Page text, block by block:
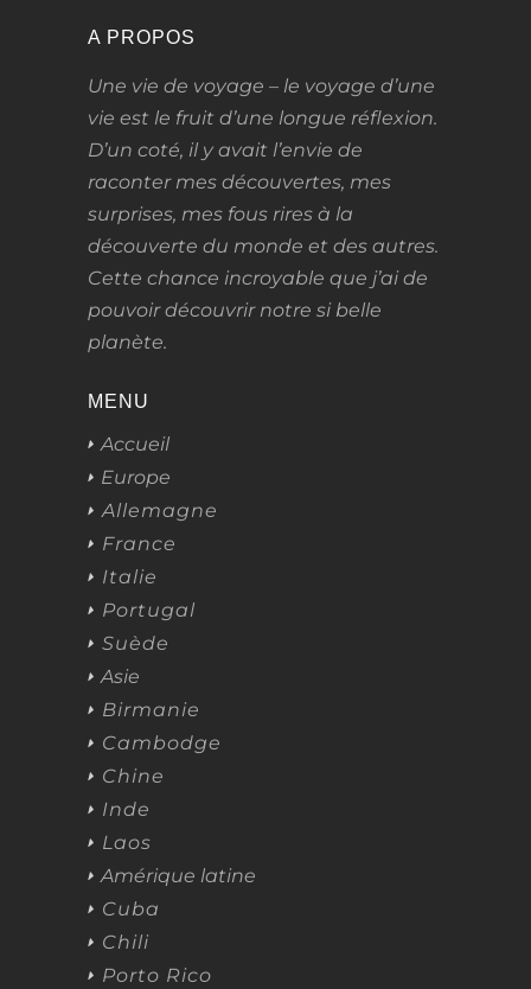
A PROPOS
Une vie de voyage – le voyage d’une
vie est le fruit d’une longue réflexion.
D’un coté, il y avait l’envie de
raconter mes découvertes, mes
surprises, mes fous rires à la
découverte du monde et des autres.
Cette chance incroyable que j’ai de
pouvoir découvrir notre si belle
planète.
MENU
Accueil
Europe
Allemagne
France
Italie
Portugal
Suède
Asie
Birmanie
Cambodge
Chine
Inde
Laos
Amérique latine
Cuba
Chili
Porto Rico